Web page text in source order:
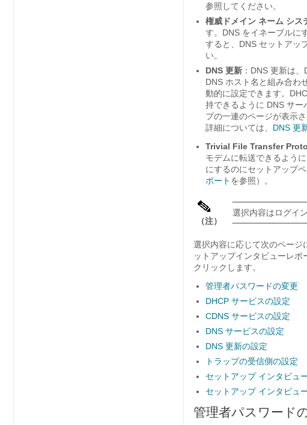
参照してください。
権威ドメイン ネーム シス
す。DNS をイネーブルに
すると、DNS セットアッ
い。
DNS 更新 ：DNS 更新は
DNS ホスト名と組み合わ
動的に設定できます。
持できるように DNS サー
プの一連のページが表示
詳細については、 DNS 更
Trivial File Transfer
モデムに転送できるよう
にするのにセットアップ
ポート を参照）。
（注）
選択内容はログイ
選択内容に応じて次のページ
ットアップインタビューレポ
クリックします。
管理者パスワードの変更
DHCP サービスの設定
CDNS サービスの設定
DNS サービスの設定
DNS 更新の設定
トラップの受信側の設定
セットアップ インタビュ
セットアップ インタビュ
管理者パスワード